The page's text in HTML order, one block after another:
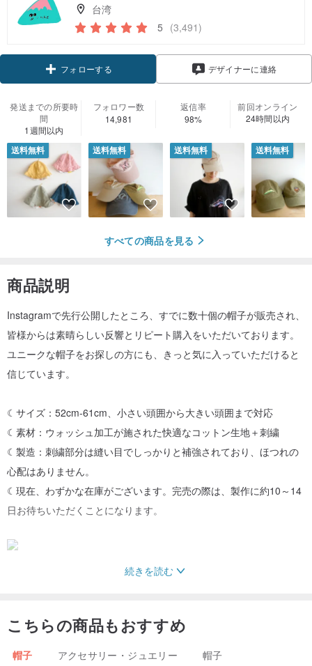
台湾
5 (3,491)
フォローする デザイナーに連絡
発送までの所要時
間
1週間以内
フォロワー数
14,981
返信率
98%
前回オンライン
24時間以内
送料無料 送料無料 送料無料 送料無料
すべての商品を見る
商品説明
Instagramで先行公開したところ、すでに数十個の帽子が販売され、
皆様からは素晴らしい反響とリピート購入をいただいております。
ユニークな帽子をお探しの方にも、きっと気に入っていただけると
信じています。
☾サイズ：52cm-61cm、小さい頭囲から大きい頭囲まで対応
☾素材：ウォッシュ加工が施された快適なコットン生地＋刺繍
☾製造：刺繍部分は縫い目でしっかりと補強されており、ほつれの
心配はありません。
☾現在、わずかな在庫がございます。完売の際は、製作に約10～14
日お待ちいただくことになります。
手作業で丁寧に縫製し、美しいキャンバスにプリントを施していま
つまでも美しい服を。
-Yinke Studio-
続きを読む
こちらの商品もおすすめ
帽子 アクセサリー・ジュエリー 帽子